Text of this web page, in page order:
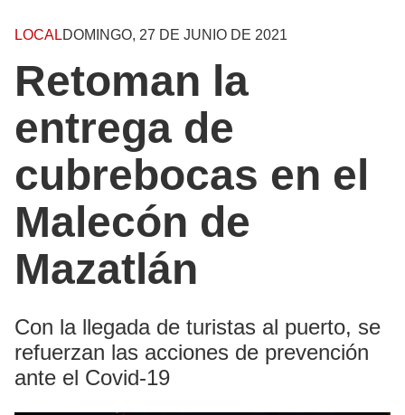
LOCALDOMINGO, 27 DE JUNIO DE 2021
Retoman la
entrega de
cubrebocas en el
Malecón de
Mazatlán
Con la llegada de turistas al puerto, se
refuerzan las acciones de prevención
ante el Covid-19